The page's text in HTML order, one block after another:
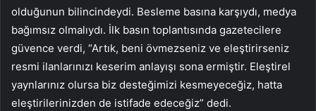
olduğunun bilincindeydi. Besleme basına karşıydı, medya
bağımsız olmalıydı. İlk basın toplantısında gazetecilere
güvence verdi, “Artık, beni övmezseniz ve eleştirirseniz
resmi ilanlarınızı keserim anlayışı sona ermiştir. Eleştirel
yaynlarınız olursa biz desteğimizi kesmeyeceğiz, hatta
eleştirilerinizden de istifade edeceğiz” dedi.